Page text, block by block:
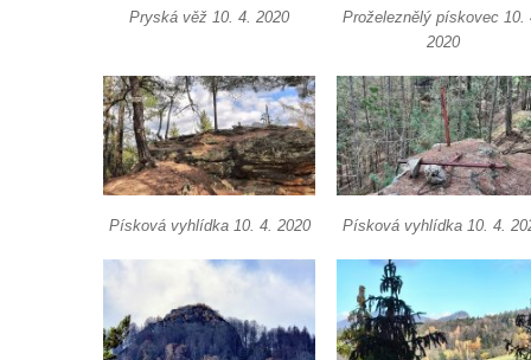
Skalní město Nebeská říše u Ostrova
Vyhlídka u symbolického horolezeckého
hřbitova ve skalách Nebeská říše u Ostrova
stěnách
Tiské stěny
Ledová stěna u Sýrového potoka v
Pryská věž 10. 4. 2020
Proželeznělý pískovec 10.
2020
Písková vyhlídka 10. 4. 2020 Písková vyhlídka 10. 4.